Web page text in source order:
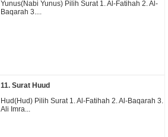
Yunus(Nabi Yunus) Pilih Surat 1. Al-Fatihah 2. Al-
Baqarah 3....
11. Surat Huud
Hud(Hud) Pilih Surat 1. Al-Fatihah 2. Al-Baqarah 3.
Ali Imra...